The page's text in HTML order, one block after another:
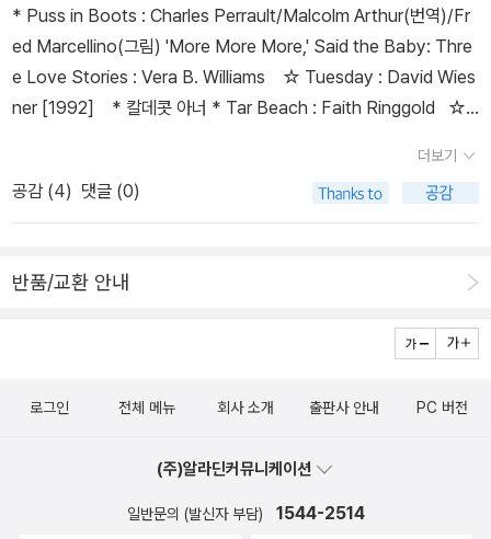
* Puss in Boots : Charles Perrault/Malcolm Arthur(번역)/Fr
ed Marcellino(그림) 'More More More,' Said the Baby: Thre
e Love Stories : Vera B. Williams ☆ Tuesday : David Wies
ner [1992] * 칼데콧 아너 * Tar Beach : Faith Ringgold ☆
d Tales :Jon Scieszka/Lane Smith(그림) Seven Blind Mice :
Ed Young Working Cotton : Sherley Anne Williams/Carole
4] * 칼데콧 아너 * Peppe the Lamplighter : Elisa Bartone/T
hka/Richard Jackson(편집) ☆ Smoky Night : Eve Buntin
Anne Isaacs/Paul O. Zelinsky(그림) John Henry : Julius Les
ter/Jerry Pinkney(그림) Time Flies : Eric Rohmann ☆ Of
더보기
공감 (4) 댓글 (0)
반품/교환 안내
로그인 전체 메뉴 회사 소개 출판사 안내 PC 버전
(주)알라딘커뮤니케이션
일반문의 (발신자 부담) 1544-2514